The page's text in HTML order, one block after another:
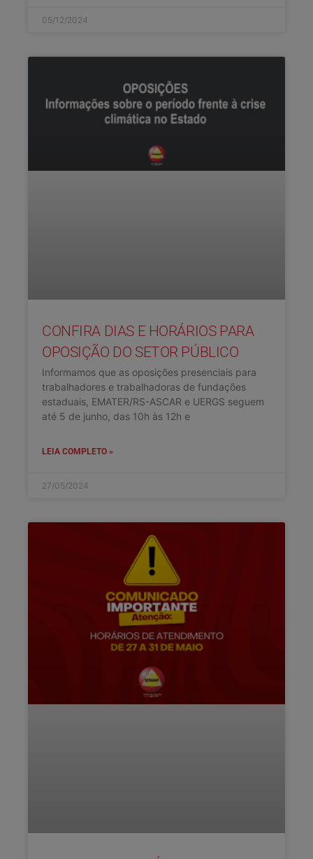
05/12/2024
CONFIRA DIAS E HORÁRIOS PARA
OPOSIÇÃO DO SETOR PÚBLICO
Informamos que as oposições presenciais para
trabalhadores e trabalhadoras de fundações
estaduais, EMATER/RS-ASCAR e UERGS seguem
até 5 de junho, das 10h às 12h e
LEIA COMPLETO »
27/05/2024